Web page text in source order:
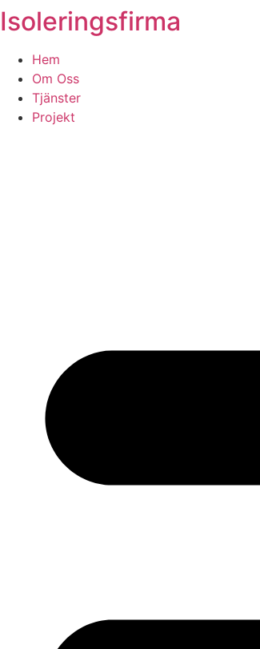
Skip
to
content
Isoleringsfirma
Hem
Om Oss
Tjänster
Projekt